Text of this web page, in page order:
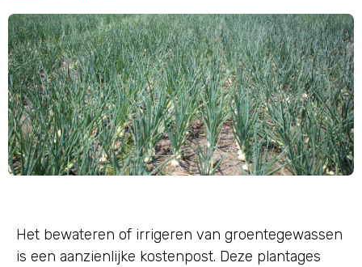
Het bewateren of irrigeren van groentegewassen
is een aanzienlijke kostenpost. Deze plantages